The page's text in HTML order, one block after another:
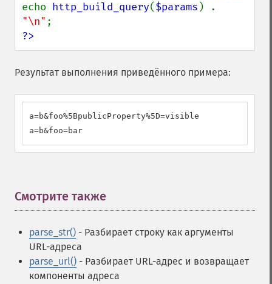
echo http_build_query($params
"\n"
?>
Результат выполнения приведённого примера:
a=b&foo%5BpublicProperty%5D=visible
a=b&foo=bar
Смотрите также
parse_str() - Разбирает строку как аргументы
URL-адреса
parse_url() - Разбирает URL-адрес и возвращает
компоненты адреса